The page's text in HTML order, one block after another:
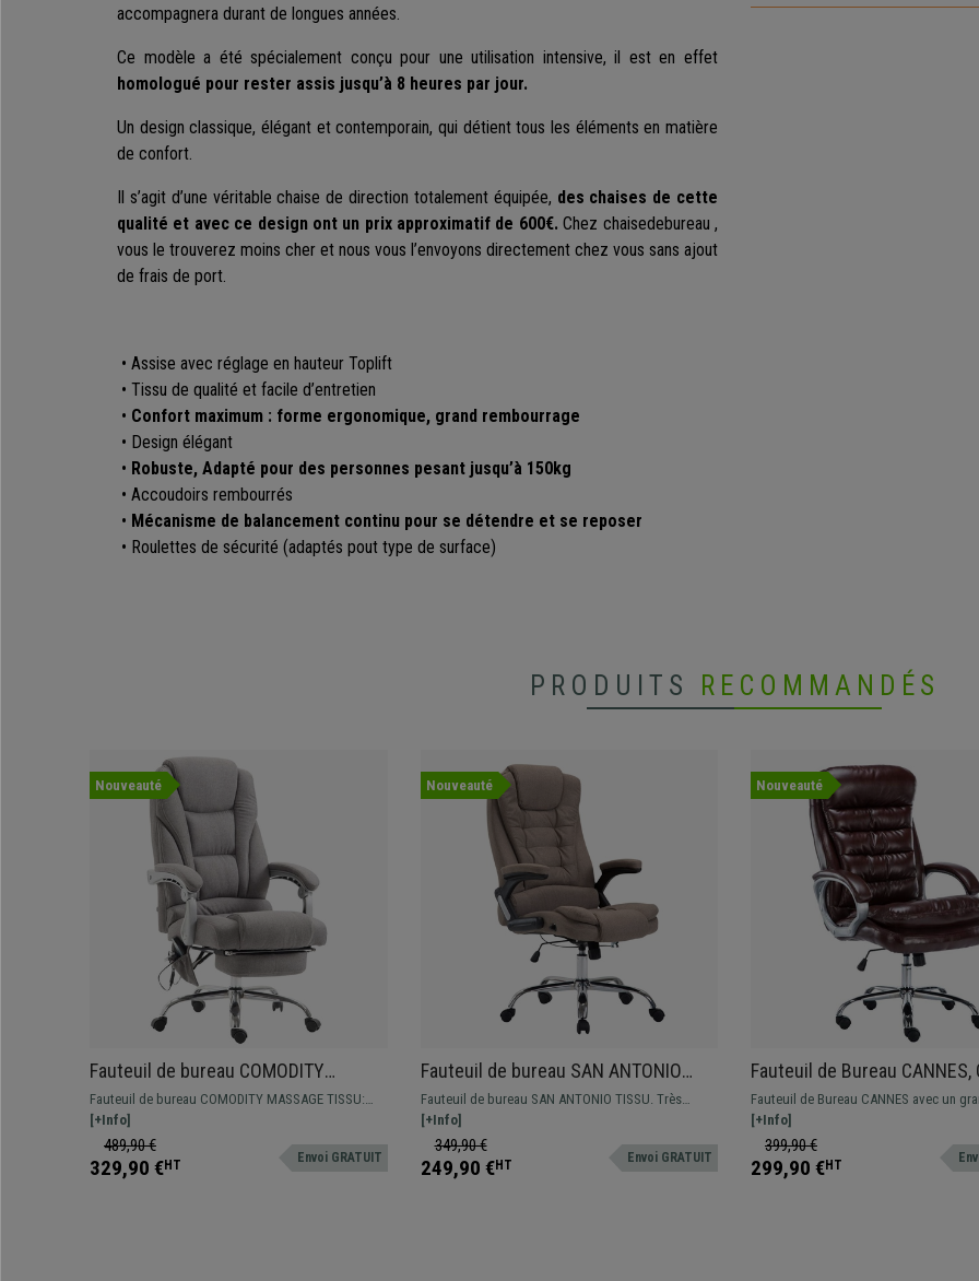
accompagnera durant de longues années.
Ce modèle a été spécialement conçu pour une utilisation intensive, il est en effet
homologué pour rester assis jusqu’à 8 heures par jour.
Un design classique, élégant et contemporain, qui détient tous les éléments en matière
de confort.
Il s’agit d’une véritable chaise de direction totalement équipée, des chaises de cette
qualité et avec ce design ont un prix approximatif de 600€. Chez chaisedebureau ,
vous le trouverez moins cher et nous vous l’envoyons directement chez vous sans ajout
de frais de port.
• Assise avec réglage en hauteur Toplift
• Tissu de qualité et facile d’entretien
• Confort maximum : forme ergonomique, grand rembourrage
• Design élégant
• Robuste, Adapté pour des personnes pesant jusqu’à 150kg
• Accoudoirs rembourrés
• Mécanisme de balancement continu pour se détendre et se reposer
• Roulettes de sécurité (adaptés pout type de surface)
PRODUITS RECOMMANDÉS
Nouveauté
Fauteuil de bureau COMODITY
MASSAGE TISSU, Repose-pieds
Extensible, Fonction massage, Gris
clair
Fauteuil de bureau COMODITY MASSAGE TISSU:
avec fonction de massage, inclinable et avec repose-
pieds extensible. Si vous recherchez confort et
qualité, ce fauteuil est fait pour vous.
[+Info]
489,90 €
329,90 €HT Envoi GRATUIT
Nouveauté
Fauteuil de bureau SAN ANTONIO
TISSU, Grand rembourrage, Résistant
jusqu'à 150 kg, Taupe
Fauteuil de bureau SAN ANTONIO TISSU. Très
résistant, avec un grand rembourrage et revêtement
en tissu disponible en différentes couleurs.
[+Info]
349,90 €
249,90 €HT Envoi GRATUIT
Nouveauté
Fauteuil de Bureau CANNES,
rembourrage, Résistant
kg, Cuir, Bordeaux
Fauteuil de Bureau CANNES avec un
rembourrage, revêtement en cuir
disponible en différentes couleurs. Résistant
jusqu'à 150 kg
[+Info]
399,90 €
299,90 €HT